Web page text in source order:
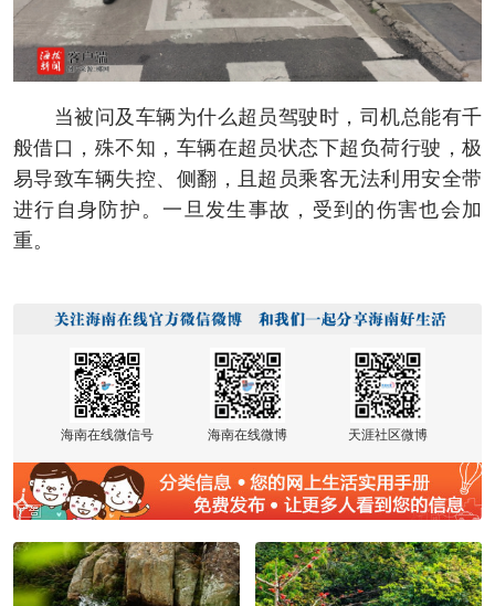
当被问及车辆为什么超员驾驶时，司机总能有千
般借口，殊不知，车辆在超员状态下超负荷行驶，极
易导致车辆失控、侧翻，且超员乘客无法利用安全带
进行自身防护。一旦发生事故，受到的伤害也会加
重。
海南在线微信号 海南在线微博 天涯社区微博